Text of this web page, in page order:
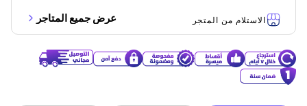
الاستلام من المتجر عرض جميع المتاجر